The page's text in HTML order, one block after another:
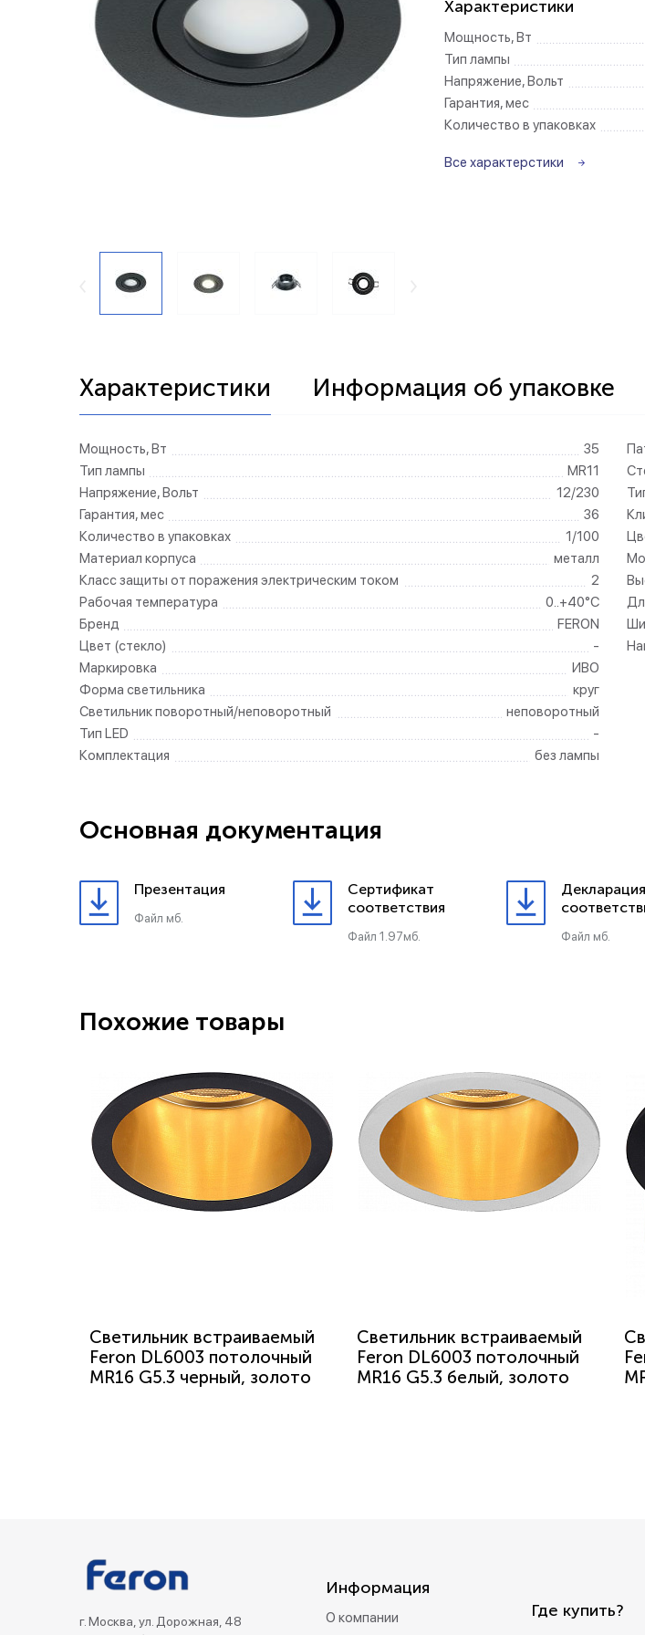
Беспроводные выключатели
Контроллеры и реле 220в
Характеристики
Мощность, Вт
Тип лампы
Напряжение, Вольт
Гарантия, мес
Количество в упаковках
Все характерстики
Характеристики Информация об упаковке
Мощность, Вт
35
Тип лампы
MR11
Напряжение, Вольт
12/230
Гарантия, мес
36
Количество в упаковках
1/100
Материал корпуса
металл
Класс защиты от поражения электрическим током
2
Рабочая температура
0..+40°C
Бренд
FERON
Цвет (стекло)
-
Маркировка
ИВО
Форма светильника
круг
Светильник поворотный/неповоротный
неповоротный
Тип LED
-
Комплектация
без лампы
Основная документация
Презентация
Файл мб.
Сертификат
соответствия
Файл 1.97мб. Файл мб.
Похожие товары
Светильник встраиваемый
Feron DL6003 потолочный
MR16 G5.3 черный, золото
Светильник встраиваемый
Feron DL6003 потолочный
MR16 G5.3 белый, золото
г. Москва, ул. Дорожная, 48
Информация
О компании
Где купить?